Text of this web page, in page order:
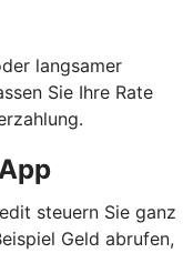
langsamer
Sie Ihre Rate
steuern Sie ganz
Geld abrufen,